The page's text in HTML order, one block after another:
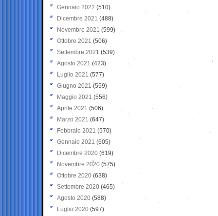
Gennaio 2022 (510)
Dicembre 2021 (488)
Novembre 2021 (599)
Ottobre 2021 (506)
Settembre 2021 (539)
Agosto 2021 (423)
Luglio 2021 (577)
Giugno 2021(559)
Maggio 2021 (556)
Aprile 2021 (506)
Marzo 2021 (647)
Febbraio 2021 (570)
Gennaio 2021 (605)
Dicembre 2020 (619)
Novembre 2020 (575)
Ottobre 2020 (638)
Settembre 2020(465)
Agosto 2020 (588)
Luglio 2020 (597)